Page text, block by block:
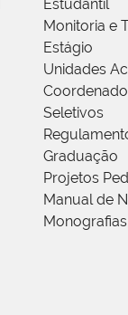
Estudantil
Monitoria e
Estágio
Unidades
Seletivos
Graduação
Projetos
Manual de